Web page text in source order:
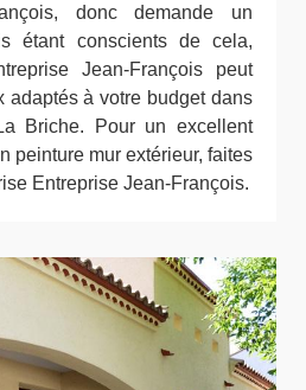
donc demande un
étant conscients de cela,
Jean-François peut
adaptés à votre budget dans
Briche. Pour un excellent
peinture mur extérieur, faites
Entreprise Jean-François.